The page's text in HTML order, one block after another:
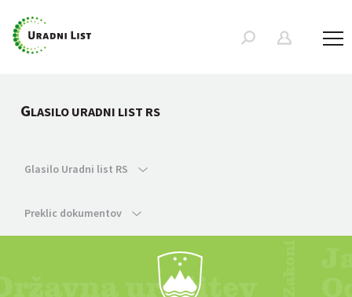
GLASILO URADNI LIST RS
Glasilo Uradni list RS
Preklic dokumentov